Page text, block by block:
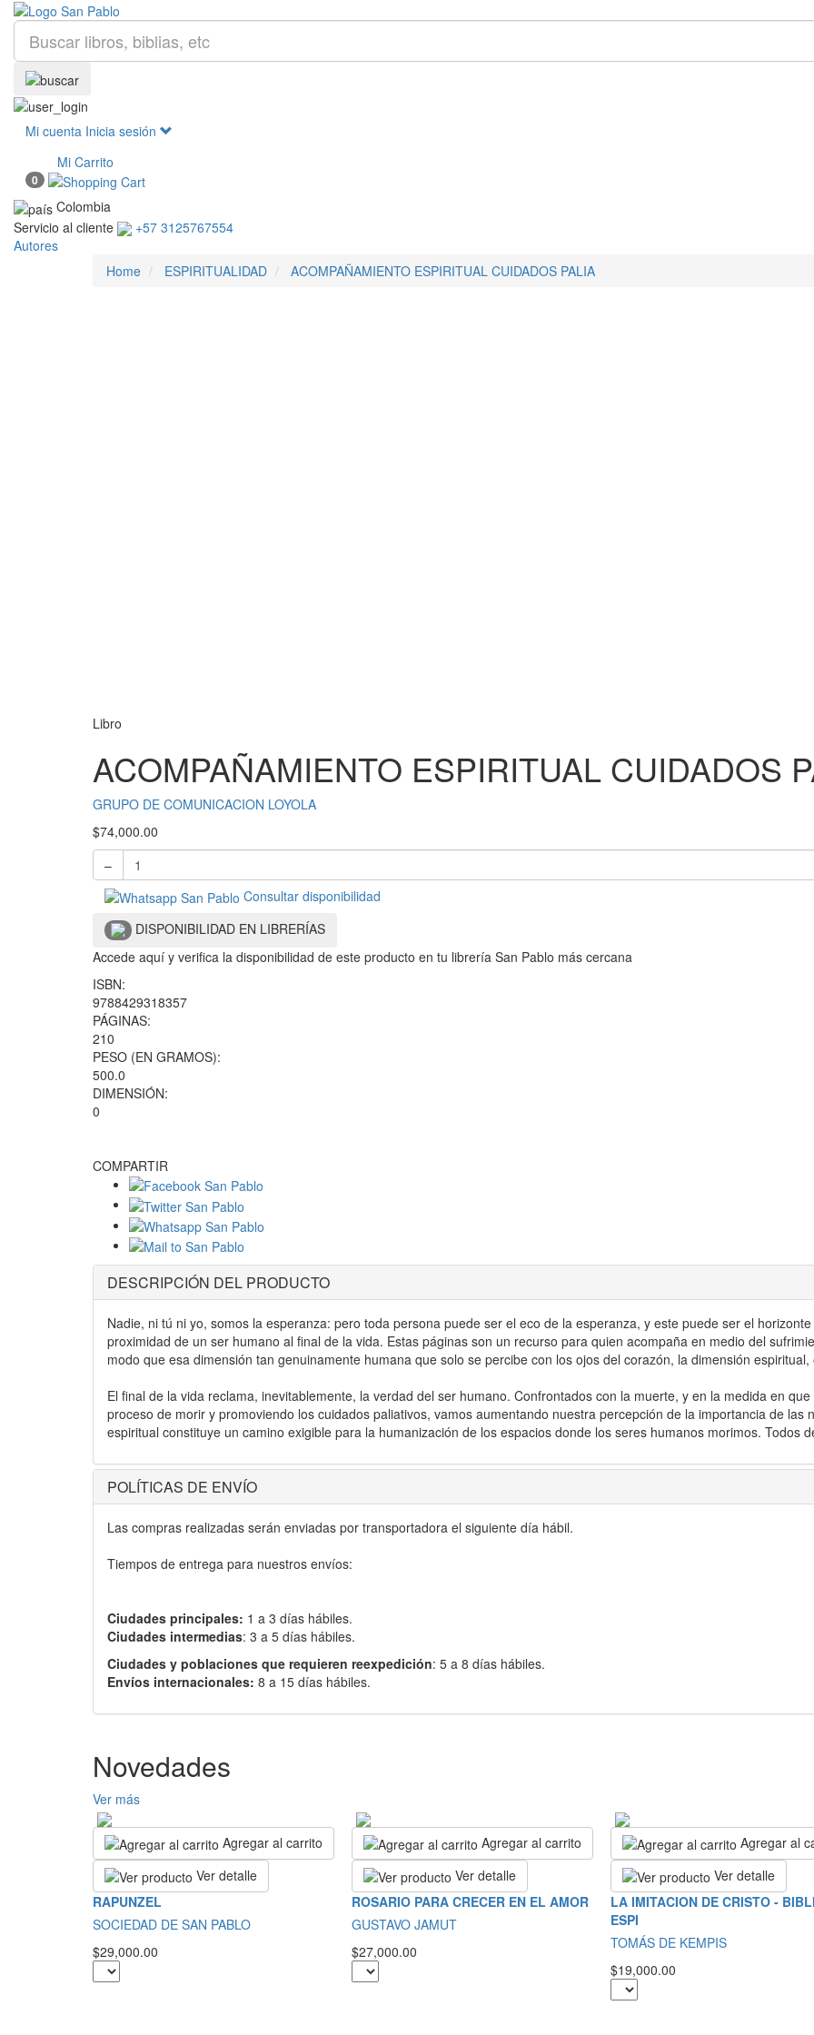
Mi cuenta Inicia sesión
Mi Carrito
0
Colombia
Servicio al cliente
+57 3125767554
Autores
Home
ESPIRITUALIDAD ACOMPAÑAMIENTO ESPIRITUAL CUIDADOS PALIA
Libro
ACOMPAÑAMIENTO ESPIRITUAL CUIDADOS
GRUPO DE COMUNICACION LOYOLA
$74,000.00
–
Consultar disponibilidad
DISPONIBILIDAD EN LIBRERÍAS
Accede aquí y verifica la disponibilidad de este producto en tu librería San Pablo más cercana
ISBN:
9788429318357
PÁGINAS:
210
PESO (EN GRAMOS):
500.0
DIMENSIÓN:
0
COMPARTIR
DESCRIPCIÓN DEL PRODUCTO
Nadie, ni tú ni yo, somos la esperanza: pero toda persona puede ser el eco de la esperanza, y este puede ser el
proximidad de un ser humano al final de la vida. Estas páginas son un recurso para quien acompaña en medio del
modo que esa dimensión tan genuinamente humana que solo se percibe con los ojos del corazón, la dimensión
El final de la vida reclama, inevitablemente, la verdad del ser humano. Confrontados con la muerte, y en la medida en
proceso de morir y promoviendo los cuidados paliativos, vamos aumentando nuestra percepción de la importancia de las
espiritual constituye un camino exigible para la humanización de los espacios donde los seres humanos morimos. Todos
POLÍTICAS DE ENVÍO
Las compras realizadas serán enviadas por transportadora el siguiente día hábil.
Tiempos de entrega para nuestros envíos:
Ciudades principales: 1 a 3 días hábiles.
Ciudades intermedias: 3 a 5 días hábiles.
Ciudades y poblaciones que requieren reexpedición: 5 a 8 días hábiles.
Envíos internacionales: 8 a 15 días hábiles.
Novedades
Ver más
Agregar al carrito
Ver detalle
RAPUNZEL
SOCIEDAD DE SAN PABLO
$29,000.00
Agregar al carrito
Ver detalle
ROSARIO PARA CRECER EN EL AMOR
GUSTAVO JAMUT
$27,000.00
Agregar al
Ver detalle
LA IMITACION DE CRISTO -
ESPI
TOMÁS DE KEMPIS
$19,000.00